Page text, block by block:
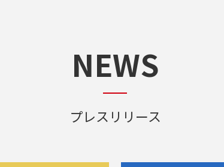
NEWS
プレスリリース